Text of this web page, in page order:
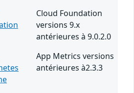
Cloud Foundation
versions 9.x
antérieures à 9.0.2.0
App Metrics versions
antérieures à2.3.3